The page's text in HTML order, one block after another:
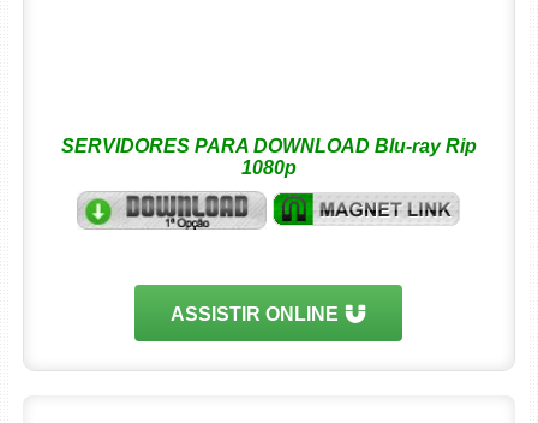
SERVIDORES PARA DOWNLOAD Blu-ray Rip
1080p
ASSISTIR ONLINE